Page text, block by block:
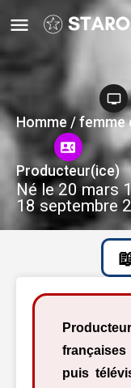
Homme / femme
Producteur(ice)
Né le 20 mars
18 septembre
puis